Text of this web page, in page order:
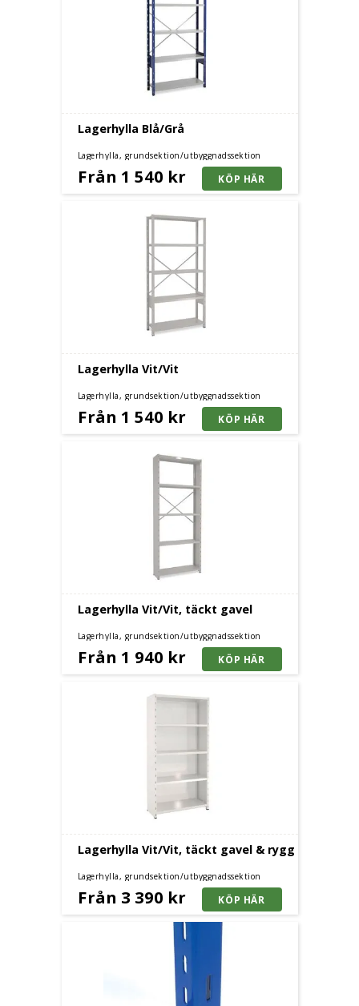
Lagerhylla Blå/Grå
Lagerhylla, grundsektion/utbyggnadssektion
Från 1 540 kr
Lagerhylla Vit/Vit
Lagerhylla, grundsektion/utbyggnadssektion
Från 1 540 kr
Lagerhylla Vit/Vit, täckt gavel
Lagerhylla, grundsektion/utbyggnadssektion
Från 1 940 kr
Lagerhylla Vit/Vit, täckt gavel & rygg
Lagerhylla, grundsektion/utbyggnadssektion
Från 3 390 kr